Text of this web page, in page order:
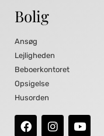
Bolig
Ansøg
Lejligheden
Beboerkontoret
Opsigelse
Husorden